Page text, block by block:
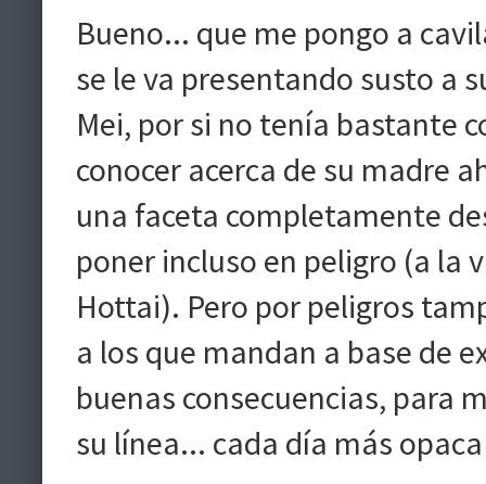
Bueno... que me pongo a
se le va presentando susto a
Mei, por si no tenía bastante
conocer acerca de su madre
una faceta completamente
poner incluso en peligro (a la
Hottai). Pero por peligros
a los que mandan a base de
buenas consecuencias, para
su línea... cada día más